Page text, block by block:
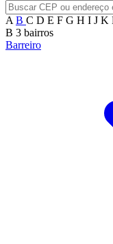
A B C D E F G H I J K
B 3 bairros
Barreiro